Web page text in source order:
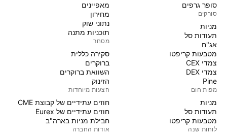
סופר גרפים
סורקים
מניות‏
תעודות סל
אג"ח
מטבעות קריפטו
צמדי CEX
צמדי DEX
Pine
מפות חום
מניות‏
תעודות סל
מטבעות קריפטו
לוחות שנה
מאפיינים
מחירון
נתוני שוק
תוכניות מתנה
מסחר
סקירה כללית
ברוקרים
השוואת ברוקרים
הזינוק
הצעות מיוחדות
חוזים עתידיים של קבוצת CME
חוזים עתידיים של Eurex
חבילת מניות בארה"ב
אודות החברה